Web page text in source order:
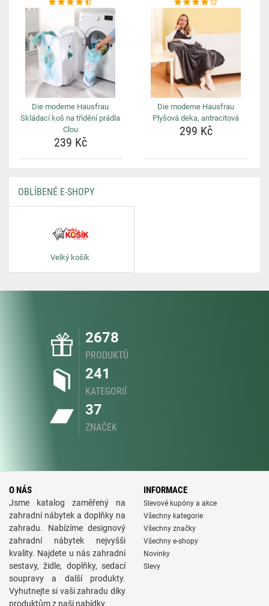
Die moderne Hausfrau
Skládací koš na třídění prádla
Clou
239 Kč
Die moderne Hausfrau
Plyšová deka, antracitová
299 Kč
OBLÍBENÉ E-SHOPY
Velký košík
2678
PRODUKTŮ
241
KATEGORIÍ
37
ZNAČEK
O NÁS
Jsme katalog zaměřený na
zahradní nábytek a doplňky na
zahradu. Nabízíme designový
zahradní nábytek nejvyšši
kvality. Najdete u nás zahradní
sestavy, židle, doplňky, sedací
soupravy a další produkty.
Vyhutnejte si vaši zahradu díky
produktům z naši nabídky.
INFORMACE
Slevové kupóny a akce
Všechny kategorie
Všechny značky
Všechny e-shopy
Novinky
Slevy